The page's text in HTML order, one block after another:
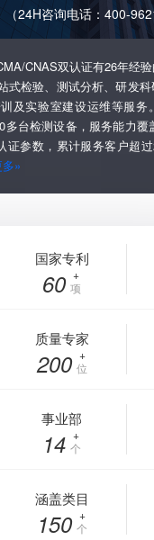
（24H咨询电话：400-
CNAS双认证有26年经
式检验、测试分析、研发
及实验室建设运维等服务
多台检测设备，服务能力覆
证参数，累计服务客户超
»
国家专利
60 项
质量专家
200 位
事业部
14 个
涵盖类目
150 个